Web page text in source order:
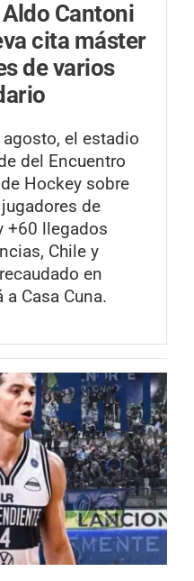
Aldo Cantoni
cita máster
de varios
el estadio
del Encuentro
Hockey sobre
de
+60 llegados
Chile y
en
Casa Cuna.